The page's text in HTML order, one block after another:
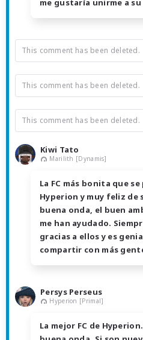
me gustaría unirme a su
This comment has been deleted.
This comment has been deleted.
This comment has been deleted.
Kiwi Tato
Marilith [Dynamis]
La FC más bonita que
Hyperion y muy feliz de
buena onda, el buen
me han ayudado.
gracias a ellos y es
compartir con más
Persys Perseus
Hyperion [Primal]
La mejor FC de